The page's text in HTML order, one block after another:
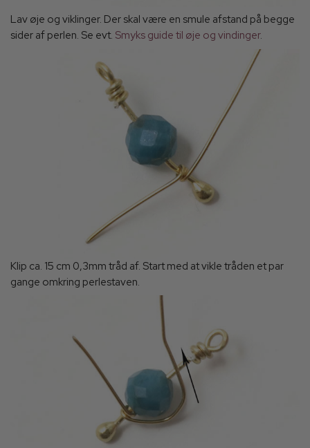
Lav øje og viklinger. Der skal være en smule afstand på begge
sider af perlen. Se evt. Smyks guide til øje og vindinger.
Klip ca. 15 cm 0,3mm tråd af. Start med at vikle tråden et par
gange omkring perlestaven.